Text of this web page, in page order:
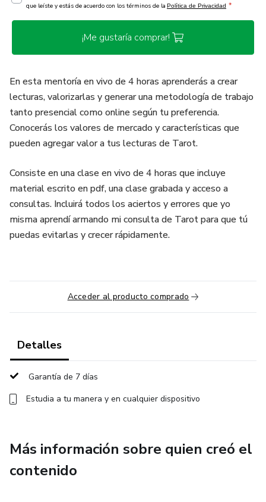
que leíste y estás de acuerdo con los términos de la Política de Privacidad *
¡Me gustaría comprar!
En esta mentoría en vivo de 4 horas aprenderás a crear
lecturas, valorizarlas y generar una metodología de trabajo
tanto presencial como online según tu preferencia.
Conocerás los valores de mercado y características que
pueden agregar valor a tus lecturas de Tarot.
Consiste en una clase en vivo de 4 horas que incluye
material escrito en pdf, una clase grabada y acceso a
consultas. Incluirá todos los aciertos y errores que yo
misma aprendí armando mi consulta de Tarot para que tú
puedas evitarlas y crecer rápidamente.
Acceder al producto comprado
Detalles
Garantía de 7 días
Estudia a tu manera y en cualquier dispositivo
Más información sobre quien creó el
contenido